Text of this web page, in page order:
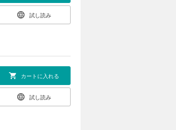
試し読み
カートに入れる
試し読み